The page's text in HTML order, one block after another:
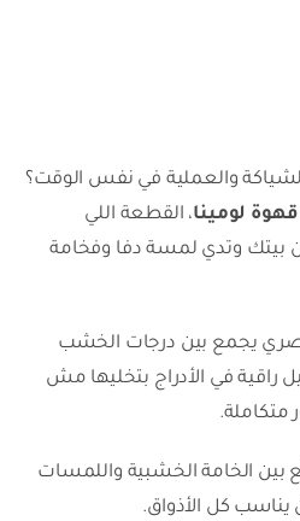
والعملية في نفس الوقت؟
لومينا، القطعة اللي
وتدي لمسة دفا وفخامة
يجمع بين درجات الخشب
راقية في الأدراج بتخليها مش
متكاملة.
بين الخامة الخشبية واللمسات
يناسب كل الأذواق.